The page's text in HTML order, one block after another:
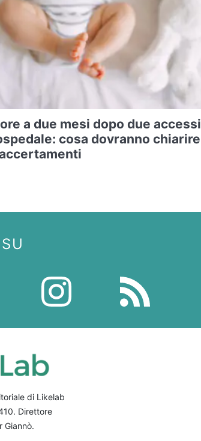
a due mesi dopo due accessi
cosa dovranno chiarire
di Likelab
Direttore
Giannò.